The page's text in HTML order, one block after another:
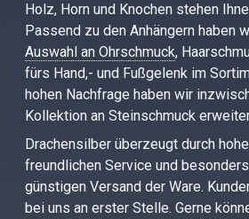
Holz, Horn und Knochen stehen
Passend zu den Anhängern haben
Auswahl an Ohrschmuck,
fürs Hand,- und Fußgelenk im
hohen Nachfrage haben wir
Kollektion an Steinschmuck
Drachensilber überzeugt durch
freundlichen Service und
günstigen Versand der Ware.
bei uns an erster Stelle. Gerne